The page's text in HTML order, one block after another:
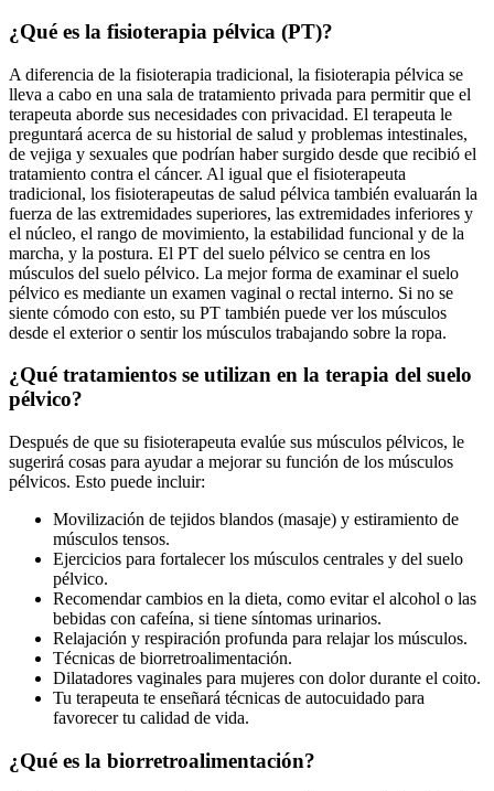
¿Qué es la fisioterapia pélvica (PT)?
A diferencia de la fisioterapia tradicional, la fisioterapia pélvica se
lleva a cabo en una sala de tratamiento privada para permitir que el
terapeuta aborde sus necesidades con privacidad. El terapeuta le
preguntará acerca de su historial de salud y problemas intestinales,
de vejiga y sexuales que podrían haber surgido desde que recibió el
tratamiento contra el cáncer. Al igual que el fisioterapeuta
tradicional, los fisioterapeutas de salud pélvica también evaluarán la
fuerza de las extremidades superiores, las extremidades inferiores y
el núcleo, el rango de movimiento, la estabilidad funcional y de la
marcha, y la postura. El PT del suelo pélvico se centra en los
músculos del suelo pélvico. La mejor forma de examinar el suelo
pélvico es mediante un examen vaginal o rectal interno. Si no se
siente cómodo con esto, su PT también puede ver los músculos
desde el exterior o sentir los músculos trabajando sobre la ropa.
¿Qué tratamientos se utilizan en la terapia del suelo
pélvico?
Después de que su fisioterapeuta evalúe sus músculos pélvicos, le
sugerirá cosas para ayudar a mejorar su función de los músculos
pélvicos. Esto puede incluir:
Movilización de tejidos blandos (masaje) y estiramiento de
músculos tensos.
Ejercicios para fortalecer los músculos centrales y del suelo
pélvico.
Recomendar cambios en la dieta, como evitar el alcohol o las
bebidas con cafeína, si tiene síntomas urinarios.
Relajación y respiración profunda para relajar los músculos.
Técnicas de biorretroalimentación.
Dilatadores vaginales para mujeres con dolor durante el coito.
Tu terapeuta te enseñará técnicas de autocuidado para
favorecer tu calidad de vida.
¿Qué es la biorretroalimentación?